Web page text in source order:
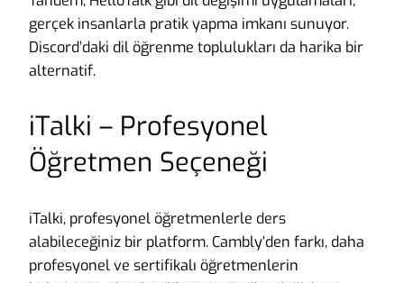
gerçek insanlarla pratik yapma imkanı sunuyor.
Discord’daki dil öğrenme toplulukları da harika bir
alternatif.
iTalki – Profesyonel
Öğretmen Seçeneği
iTalki, profesyonel öğretmenlerle ders
alabileceğiniz bir platform. Cambly’den farkı, daha
profesyonel ve sertifikalı öğretmenlerin